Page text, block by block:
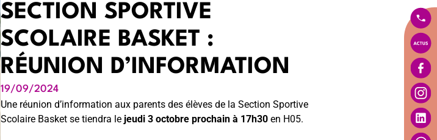
SECTION SPORTIVE
SCOLAIRE BASKET :
RÉUNION D’INFORMATION
19/09/2024
Une réunion d’information aux parents des élèves de la Section Sportive
Scolaire Basket se tiendra le jeudi 3 octobre prochain à 17h30 en H05.